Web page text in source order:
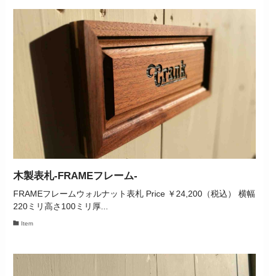
木製表札‐FRAMEフレーム‐
FRAMEフレームウォルナット表札 Price ￥24,200（税込） 横幅
220ミリ高さ100ミリ厚...
Item